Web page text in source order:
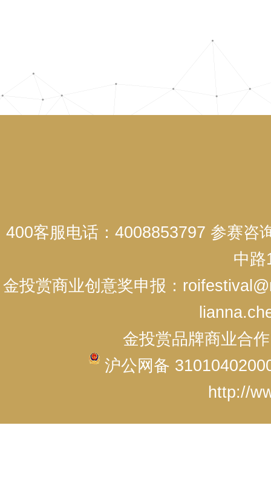
400客服电话：4008853797 参赛咨
中路
金投赏商业创意奖申报：
金投赏品牌商业合
沪公网备
http://